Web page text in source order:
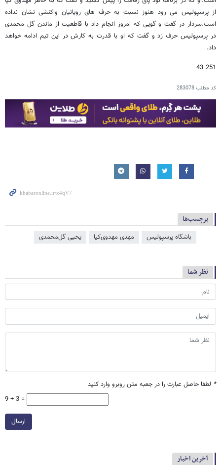
از پرسپولیس می رود هنوز نسبت به حرف های رویانیان واکنشی نشان نداده
است.سردار در گفت و گویی که امروز انجام داد با قاطعیت از ماندن گل محمدی
در پرسپولیس حرف زد و گفت که او با قدرت به کارش در این تیم ادامه خواهد
داد.
251 43
کد مطلب283078
برچسب‌ها
باشگاه پرسپولیس مهدی مهدوی‌کیا یحیی گل‌محمدی
نظر شما
* لطفا حاصل عبارت را در جعبه متن روبرو وارد کنید
9 + 3 =
ارسال
آخرین اخبار